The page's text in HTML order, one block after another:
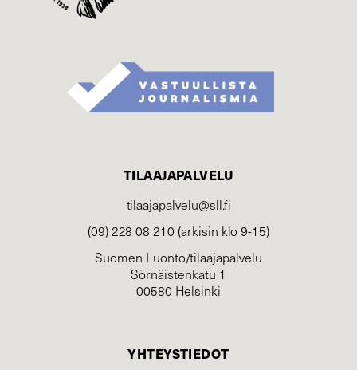
TILAAJAPALVELU
tilaajapalvelu@sll.fi
(09) 228 08 210 (arkisin klo 9-15)
Suomen Luonto/tilaajapalvelu
Sörnäistenkatu 1
00580 Helsinki
YHTEYSTIEDOT